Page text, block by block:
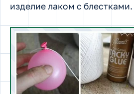
изделие лаком с блестками.